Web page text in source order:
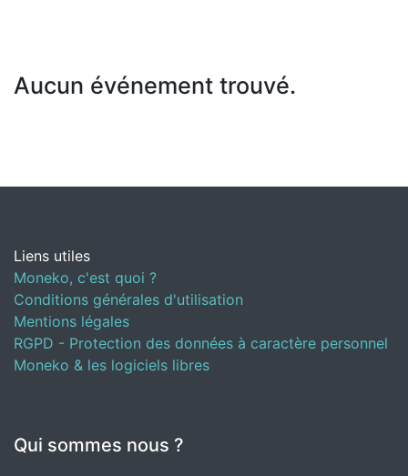
Aucun événement trouvé.
Liens utiles
Moneko, c'est quoi ?
Conditions générales d'utilisation
Mentions légales
RGPD - Protection des données à caractère personnel
Moneko & les logiciels libres
Qui sommes nous ?